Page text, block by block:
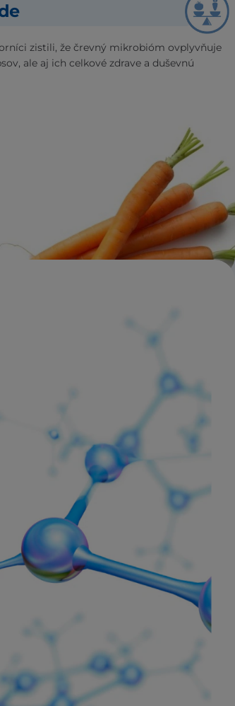
zistili, že črevný mikrobióm ovplyvňuje
ale aj ich celkové zdrave a duševnú